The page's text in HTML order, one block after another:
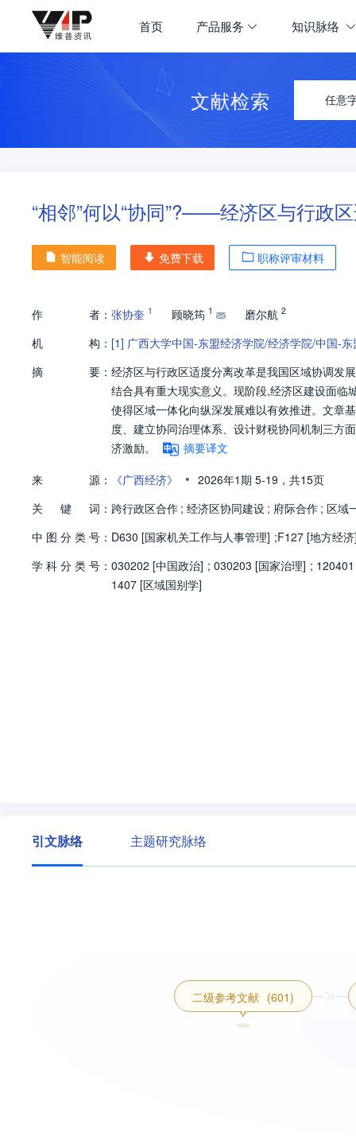
首页 产品服务 知识脉络
文献检索 任意
“相邻”何以“协同”?——经济区与行政
智能阅读 免费下载 职称评审材料
作 者： 张协奎 1 顾晓筠 1 磨尔航 2
机 构： [1] 广西大学中国-东盟经济学院/经济学院/中国-
摘
要： 经济区与行政区适度分离改革是我国区域协调发
结合具有重大现实意义。现阶段,经济区建设面
使得区域一体化向纵深发展难以有效推进。文章
度、建立协同治理体系、设计财税协同机制三方
济激励。
摘要译文
来
源： 《广西经济》 • 2026年1期 5-19， 共15页
关
键 词： 跨行政区合作 ; 经济区协同建设 ; 府际合作 ; 区域
中 图 分 类 号： D630 [国家机关工作与人事管理] ;F127 [地方经
学 科 分 类 号： 030202 [中国政治] ; 030203 [国家治理] ;
1407 [区域国别学]
引文脉络 主题研究脉络
二级参考文献 (601)